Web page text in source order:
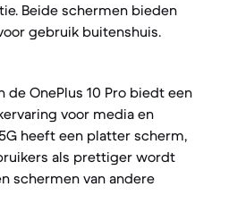
Beide schermen bieden
gebruik buitenshuis.
OnePlus 10 Pro biedt een
voor media en
heeft een platter scherm,
als prettiger wordt
schermen van andere